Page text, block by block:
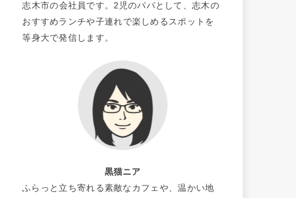
志木市の会社員です。2児のパパとして、志木の
おすすめランチや子連れで楽しめるスポットを
等身大で発信します。
黒猫ニア
ふらっと立ち寄れる素敵なカフェや、温かい地